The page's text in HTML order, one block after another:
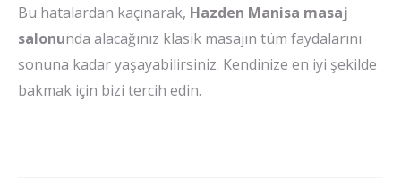
Bu hatalardan kaçınarak, Hazden Manisa masaj
salonunda alacağınız klasik masajın tüm faydalarını
sonuna kadar yaşayabilirsiniz. Kendinize en iyi şekilde
bakmak için bizi tercih edin.